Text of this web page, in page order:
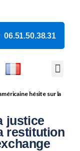
06.51.50.38.31
hésite sur la
justice
restitution